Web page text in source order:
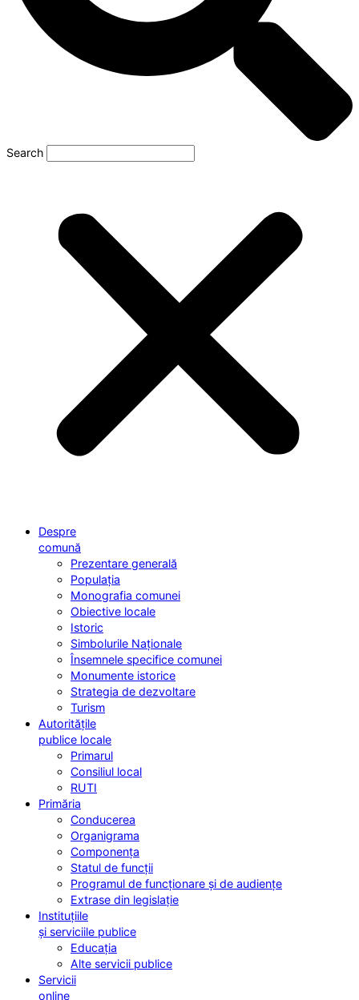
Search
Despre
comună
Prezentare generală
Populația
Monografia comunei
Obiective locale
Istoric
Simbolurile Naționale
Însemnele specifice comunei
Monumente istorice
Strategia de dezvoltare
Turism
Autoritățile
publice locale
Primarul
Consiliul local
RUTI
Primăria
Conducerea
Organigrama
Componența
Statul de funcții
Programul de funcționare și de audiențe
Extrase din legislație
Instituțiile
și serviciile publice
Educația
Alte servicii publice
Servicii
online